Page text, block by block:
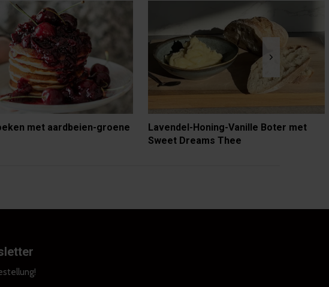
met aardbeien-groene
Lavendel-Honing-Vanille Boter met
Sweet Dreams Thee